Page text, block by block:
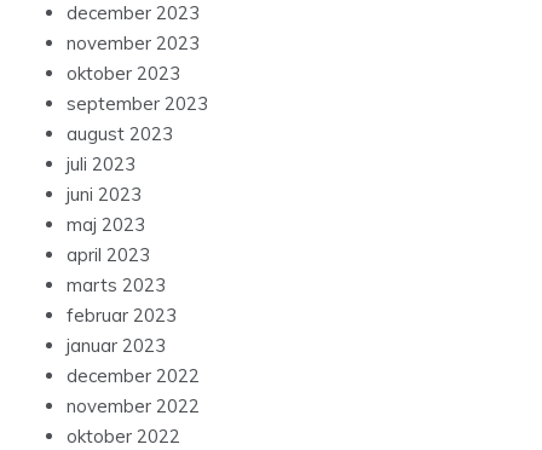
december 2023
november 2023
oktober 2023
september 2023
august 2023
juli 2023
juni 2023
maj 2023
april 2023
marts 2023
februar 2023
januar 2023
december 2022
november 2022
oktober 2022